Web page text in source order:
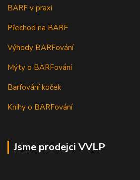
BARF v praxi
Přechod na BARF
Výhody BARFování
Mýty o BARFování
Barfování koček
Knihy o BARFování
Jsme prodejci VVLP